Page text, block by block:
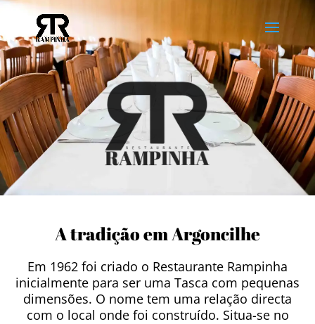
A tradição em Argoncilhe
Em 1962 foi criado o Restaurante Rampinha
inicialmente para ser uma Tasca com pequenas
dimensões. O nome tem uma relação directa
com o local onde foi construído. Situa-se no